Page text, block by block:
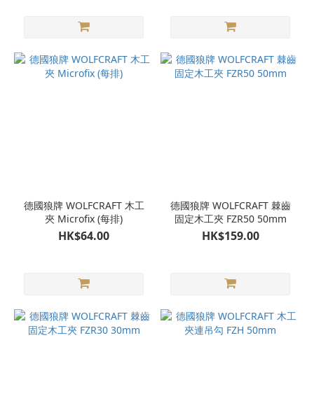
德國狼牌 WOLFCRAFT 木工
夾 Microfix (每排)
HK$64.00
德國狼牌 WOLFCRAFT 棘齒
固定木工夾 FZR50 50mm
HK$159.00